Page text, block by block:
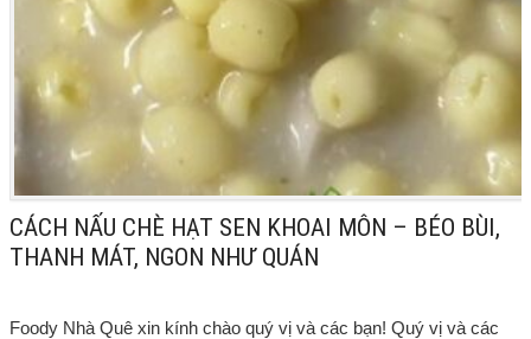
CÁCH NẤU CHÈ HẠT SEN KHOAI MÔN – BÉO BÙI,
THANH MÁT, NGON NHƯ QUÁN
Foody Nhà Quê xin kính chào quý vị và các bạn! Quý vị và các